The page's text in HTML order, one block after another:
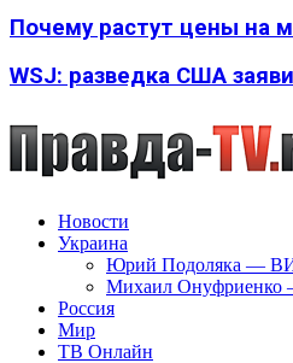
Почему растут цены на
WSJ: разведка США
Новости
Украина
Юрий Подоляка —
Михаил Онуфриенко
Россия
Мир
ТВ Онлайн